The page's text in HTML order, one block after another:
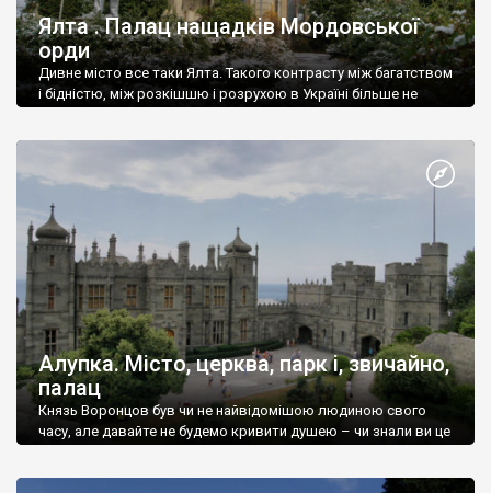
Ялта . Палац нащадків Мордовської
орди
Дивне місто все таки Ялта. Такого контрасту між багатством
і бідністю, між розкішшю і розрухою в Україні більше не
Алупка. Місто, церква, парк і, звичайно,
палац
Князь Воронцов був чи не найвідомішою людиною свого
часу, але давайте не будемо кривити душею – чи знали ви це